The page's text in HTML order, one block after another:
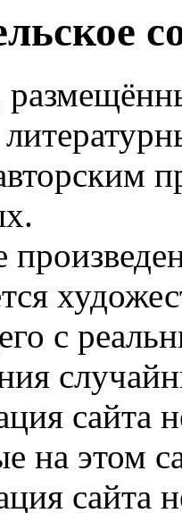
с
сайта
на этом
сайта